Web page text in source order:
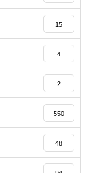
15
4
2
550
48